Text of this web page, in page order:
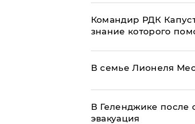
Командир РДК
знание которого
В семье Лионеля
В Геленджике после
эвакуация